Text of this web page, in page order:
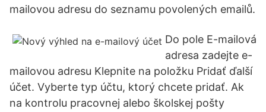
mailovou adresu do seznamu povolených emailů.
Do pole E-mailová
adresa zadejte e-
mailovou adresu Klepnite na položku Pridať ďalší
účet. Vyberte typ účtu, ktorý chcete pridať. Ak
na kontrolu pracovnej alebo školskej pošty